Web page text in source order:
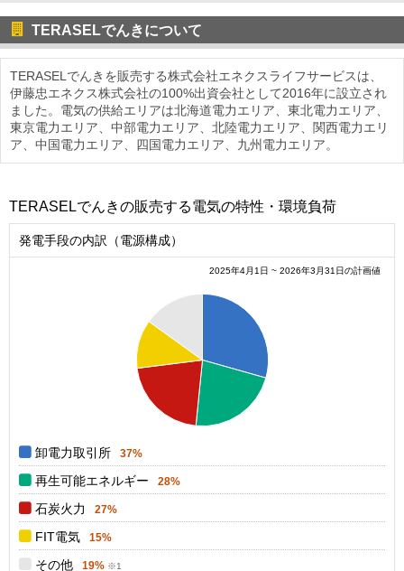
TERASELでんきについて
TERASELでんきを販売する株式会社エネクスライフサービスは、
伊藤忠エネクス株式会社の100%出資会社として2016年に設立され
ました。電気の供給エリアは北海道電力エリア、東北電力エリア、
東京電力エリア、中部電力エリア、北陸電力エリア、関西電力エリ
ア、中国電力エリア、四国電力エリア、九州電力エリア。
TERASELでんきの販売する電気の特性・環境負荷
発電手段の内訳（電源構成）
2025年4月1日 ~ 2026年3月31日の計画値
卸電力取引所 37%
再生可能エネルギー 28%
石炭火力 27%
FIT電気 15%
その他 19%